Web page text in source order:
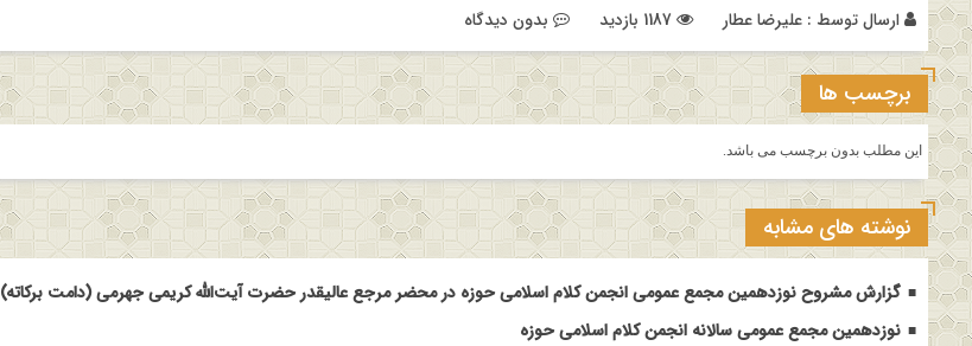
ارسال توسط : علیرضا عطار بدون دیدگاه
برچسب ها
این مطلب بدون برچسب می باشد.
نوشته های مشابه
گزارش مشروح نوزدهمین مجمع عمومی انجمن کلام اسلامی حوزه در محضر مرجع عالیقدر حضرت آیت‌الله کریمی جهرمی (دامت برکاته)
نوزدهمین مجمع عمومی سالانه انجمن کلام اسلامی حوزه